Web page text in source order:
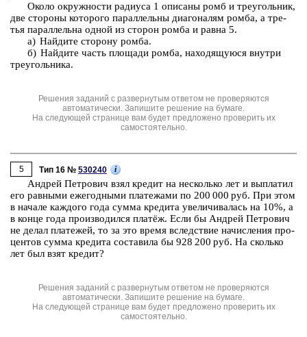
Около окруж­но­сти ра­ди­у­са 1 опи­са­ны ромб и тре­уголь­ник,
две сто­ро­ны ко­то­ро­го па­рал­лель­ны диа­го­на­лям ромба, а тре­
тья па­рал­лель­на одной из сто­рон ромба и равна 5.
а) Най­ди­те сто­ро­ну ромба.
б) Най­ди­те часть пло­ща­ди ромба, на­хо­дя­щу­ю­ся внут­ри
тре­уголь­ни­ка.
Решения заданий с развернутым ответом не проверяются
автоматически. Запишите решение на бумаге.
На следующей странице вам будет предложено проверить их
самостоятельно.
5 Тип 16 № 530240 i
Ан­дрей Пет­ро­вич взял кре­дит на не­сколь­ко лет и вы­пла­тил
его рав­ны­ми еже­год­ны­ми пла­те­жа­ми по 200 000 руб. При этом
в на­ча­ле каж­до­го года сумма кре­ди­та уве­ли­чи­ва­лась на 10%, а
в конце года про­из­во­дил­ся платёж. Если бы Ан­дрей Пет­ро­вич
не делал пла­те­жей, то за это время вслед­ствие на­чис­ле­ния про­
цен­тов сумма кре­ди­та со­ста­ви­ла бы 928 200 руб. На сколь­ко
лет был взят кре­дит?
Решения заданий с развернутым ответом не проверяются
автоматически. Запишите решение на бумаге.
На следующей странице вам будет предложено проверить их
самостоятельно.